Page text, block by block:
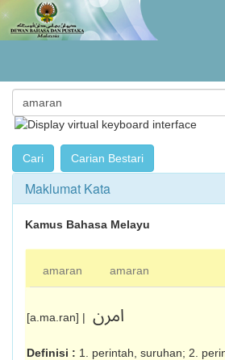
Maklumat Kata
Kamus Bahasa Melayu
amaran amaran
[a.ma.ran] | امرن
Definisi : 1. perintah, suruhan; 2.